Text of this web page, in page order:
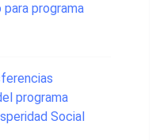
programa
programa
Social